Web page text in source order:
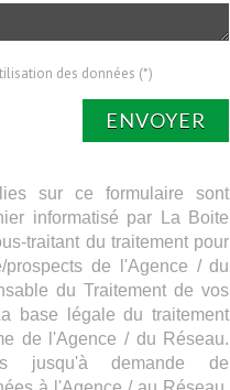
des données (*)
ENVOYER
sur ce formulaire sont
informatisé par La Boite
traitant du traitement pour
de l'Agence / du
du Traitement de vos
base légale du traitement
de l'Agence / du Réseau.
jusqu'à demande de